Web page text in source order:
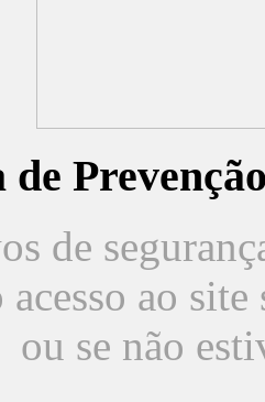
de
de
acesso ao
ou se não